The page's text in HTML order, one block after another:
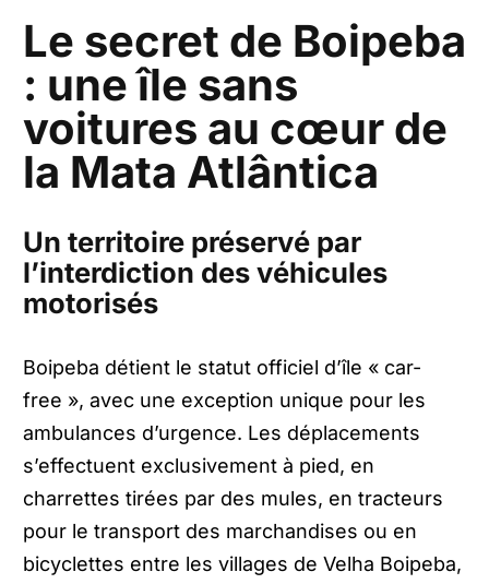
Le secret de Boipeba
: une île sans
voitures au cœur de
la Mata Atlântica
Un territoire préservé par
l’interdiction des véhicules
motorisés
Boipeba détient le statut officiel d’île « car-
free », avec une exception unique pour les
ambulances d’urgence. Les déplacements
s’effectuent exclusivement à pied, en
charrettes tirées par des mules, en tracteurs
pour le transport des marchandises ou en
bicyclettes entre les villages de Velha Boipeba,